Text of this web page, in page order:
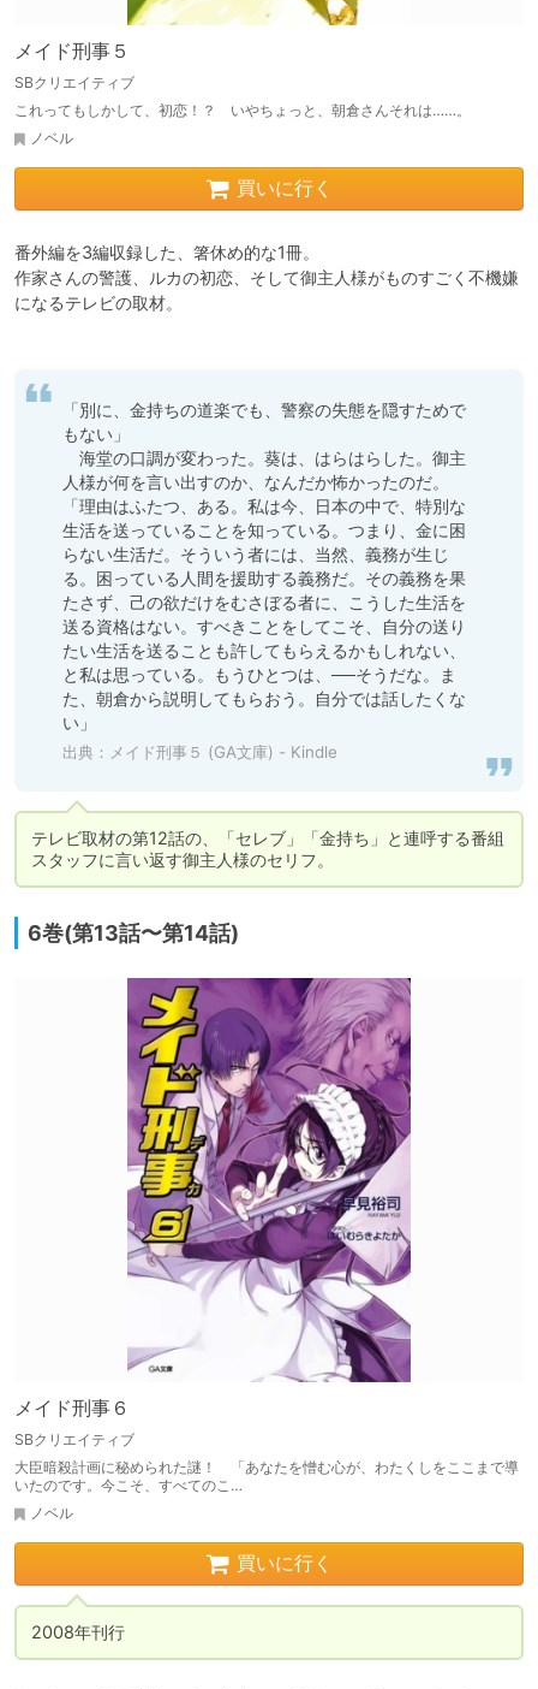
メイド刑事５
SBクリエイティブ
これってもしかして、初恋！？ いやちょっと、朝倉さんそれは……。
ノベル
買いに行く
番外編を3編収録した、箸休め的な1冊。
作家さんの警護、ルカの初恋、そして御主人様がものすごく不機嫌
になるテレビの取材。
「別に、金持ちの道楽でも、警察の失態を隠すためで
もない」
海堂の口調が変わった。葵は、はらはらした。御主
人様が何を言い出すのか、なんだか怖かったのだ。
「理由はふたつ、ある。私は今、日本の中で、特別な
生活を送っていることを知っている。つまり、金に困
らない生活だ。そういう者には、当然、義務が生じ
る。困っている人間を援助する義務だ。その義務を果
たさず、己の欲だけをむさぼる者に、こうした生活を
送る資格はない。すべきことをしてこそ、自分の送り
たい生活を送ることも許してもらえるかもしれない、
と私は思っている。もうひとつは、──そうだな。ま
た、朝倉から説明してもらおう。自分では話したくな
い」
出典： メイド刑事５ (GA文庫) - Kindle
テレビ取材の第12話の、「セレブ」「金持ち」と連呼する番組
スタッフに言い返す御主人様のセリフ。
6巻(第13話〜第14話)
メイド刑事６
SBクリエイティブ
大臣暗殺計画に秘められた謎！ 「あなたを憎む心が、わたくしをここまで導
いたのです。今こそ、すべてのこ…
ノベル
買いに行く
2008年刊行